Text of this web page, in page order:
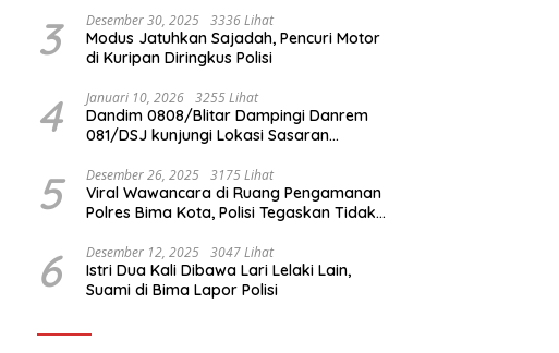
Januari 2026
3 Desember 30, 2025 3336 Lihat
Modus Jatuhkan Sajadah, Pencuri Motor
di Kuripan Diringkus Polisi
4 Januari 10, 2026 3255 Lihat
Dandim 0808/Blitar Dampingi Danrem
081/DSJ kunjungi Lokasi Sasaran
Blitar
5 Desember 26, 2025 3175 Lihat
Viral Wawancara di Ruang Pengamanan
Polres Bima Kota, Polisi Tegaskan Tidak
6 Desember 12, 2025 3047 Lihat
Istri Dua Kali Dibawa Lari Lelaki Lain,
Suami di Bima Lapor Polisi